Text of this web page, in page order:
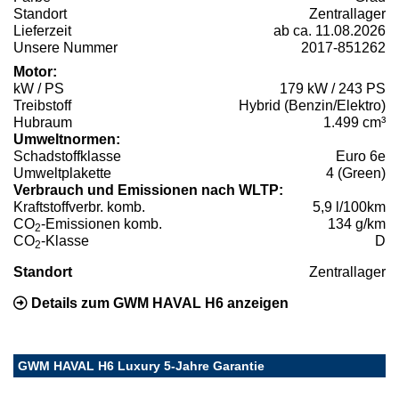
Standort
Zentrallager
Lieferzeit
ab ca. 11.08.2026
Unsere Nummer
2017-851262
Motor:
kW / PS
179 kW / 243 PS
Treibstoff
Hybrid (Benzin/Elektro)
Hubraum
1.499 cm³
Umweltnormen:
Schadstoffklasse
Euro 6e
Umweltplakette
4 (Green)
Verbrauch und Emissionen nach WLTP:
Kraftstoffverbr. komb.
5,9 l/100km
CO2-Emissionen komb.
134 g/km
CO2-Klasse D
Standort Zentrallager
Details zum GWM HAVAL H6 anzeigen
GWM HAVAL H6 Luxury 5-Jahre Garantie